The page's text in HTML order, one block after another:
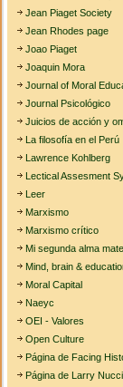
Jean Piaget Society
Jean Rhodes page
Joao Piaget
Joaquin Mora
Journal of Moral
Journal Psicológico
Juicios de acción y
La filosofía en el Perú
Lawrence Kohlberg
Lectical Assesment
Leer
Marxismo
Marxismo crítico
Mi segunda alma
Mind, brain &
Moral Capital
Naeyc
OEI - Valores
Open Culture
Página de Facing
Página de Larry Nucci